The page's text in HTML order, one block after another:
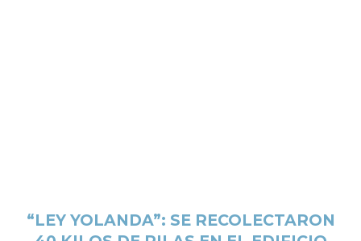
“LEY YOLANDA”: SE RECOLECTARON